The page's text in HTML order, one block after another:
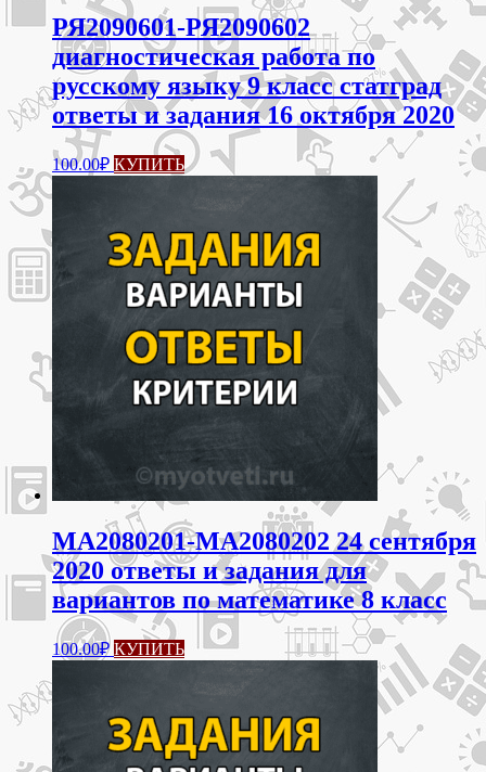
РЯ2090601-РЯ2090602
диагностическая работа по
русскому языку 9 класс статград
ответы и задания 16 октября 2020
100.00₽ КУПИТЬ
МА2080201-МА2080202 24 сентября
2020 ответы и задания для
вариантов по математике 8 класс
100.00₽ КУПИТЬ